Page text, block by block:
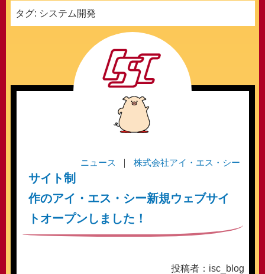
タグ: システム開発
ニュース 株式会社アイ・エス・シー
サイト制
作のアイ・エス・シー新規ウェブサイ
トオープンしました！
投稿者：isc_blog